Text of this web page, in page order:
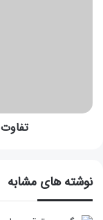
نوشته های مشابه